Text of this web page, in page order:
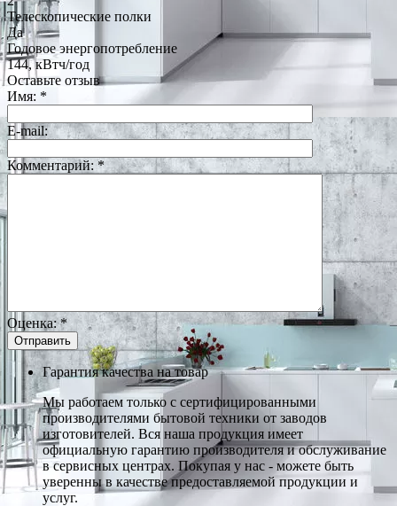
Телескопические полки
Да
Годовое энергопотребление
144, кВтч/год
Оставьте отзыв
Имя: *
E-mail:
Комментарий:*
Оценка:*
Гарантия качества на товар
Мы работаем только с сертифицированными
производителями бытовой техники от заводов
изготовителей. Вся наша продукция имеет
официальную гарантию производителя и обслуживание
в сервисных центрах. Покупая у нас - можете быть
уверенны в качестве предоставляемой продукции и
услуг.